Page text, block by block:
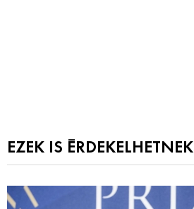
EZEK IS ÉRDEKELHETNEK